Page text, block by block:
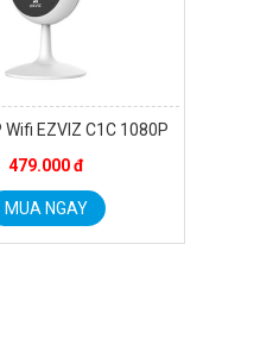
EZVIZ C1C 1080P
479.000 đ
MUA NGAY